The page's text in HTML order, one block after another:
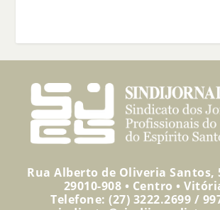
Rua Alberto de Oliveria Santos,
29010-908 • Centro •
Telefone: (27) 3222.2699 /